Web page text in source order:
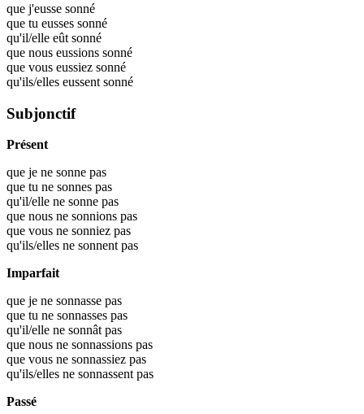
que j'eusse sonné
que tu eusses sonné
qu'il/elle eût sonné
que nous eussions sonné
que vous eussiez sonné
qu'ils/elles eussent sonné
Subjonctif
Présent
que je ne sonne pas
que tu ne sonnes pas
qu'il/elle ne sonne pas
que nous ne sonnions pas
que vous ne sonniez pas
qu'ils/elles ne sonnent pas
Imparfait
que je ne sonnasse pas
que tu ne sonnasses pas
qu'il/elle ne sonnât pas
que nous ne sonnassions pas
que vous ne sonnassiez pas
qu'ils/elles ne sonnassent pas
Passé